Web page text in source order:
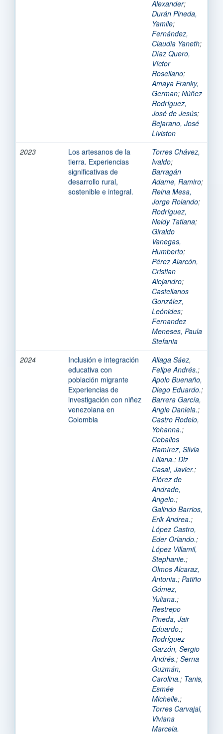
Alexander;
Durán Pineda,
Yamile;
Fernández,
Claudia Yaneth;
Díaz Quero,
Víctor
Roseliano;
Amaya Franky,
German; Núñez
Rodríguez,
José de Jesús;
Bejarano, José
Liviston
2023
Los artesanos de la
tierra. Experiencias
significativas de
desarrollo rural,
sostenible e integral.
Torres Chávez,
Ivaldo;
Barragán
Adame, Ramiro;
Reina Mesa,
Jorge Rolando;
Rodríguez,
Neldy Tatiana;
Giraldo
Vanegas,
Humberto;
Pérez Alarcón,
Cristian
Alejandro;
Castellanos
González,
Leónides;
Fernandez
Meneses, Paula
Stefania
2024
Inclusión e integración
educativa con
población migrante
Experiencias de
investigación con niñez
venezolana en
Colombia
Aliaga Sáez,
Felipe Andrés.;
Apolo Buenaño,
Diego Eduardo.;
Barrera García,
Angie Daniela.;
Castro Rodelo,
Yohanna.;
Ceballos
Ramírez, Silvia
Liliana.; Diz
Casal, Javier.;
Flórez de
Andrade,
Angelo.;
Galindo Barrios,
Erik Andrea.;
López Castro,
Eder Orlando.;
López Villamil,
Stephanie.;
Olmos Alcaraz,
Antonia.; Patiño
Gómez,
Yuliana.;
Restrepo
Pineda, Jair
Eduardo.;
Rodríguez
Garzón, Sergio
Andrés.; Serna
Guzmán,
Carolina.; Tanis,
Esmée
Michelle.;
Torres Carvajal,
Viviana
Marcela.